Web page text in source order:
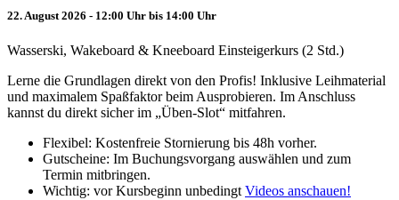
22. August 2026 - 12:00 Uhr bis 14:00 Uhr
Wasserski, Wakeboard & Kneeboard Einsteigerkurs (2 Std.)
Lerne die Grundlagen direkt von den Profis! Inklusive Leihmaterial
und maximalem Spaßfaktor beim Ausprobieren. Im Anschluss
kannst du direkt sicher im „Üben-Slot“ mitfahren.
Flexibel: Kostenfreie Stornierung bis 48h vorher.
Gutscheine: Im Buchungsvorgang auswählen und zum
Termin mitbringen.
Wichtig: vor Kursbeginn unbedingt Videos anschauen!